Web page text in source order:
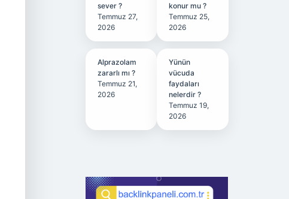
sever ?
Temmuz 27,
2026
konur mu ?
Temmuz 25,
2026
Alprazolam
zararlı mı ?
Temmuz 21,
2026
Yünün
vücuda
faydaları
nelerdir ?
Temmuz 19,
2026